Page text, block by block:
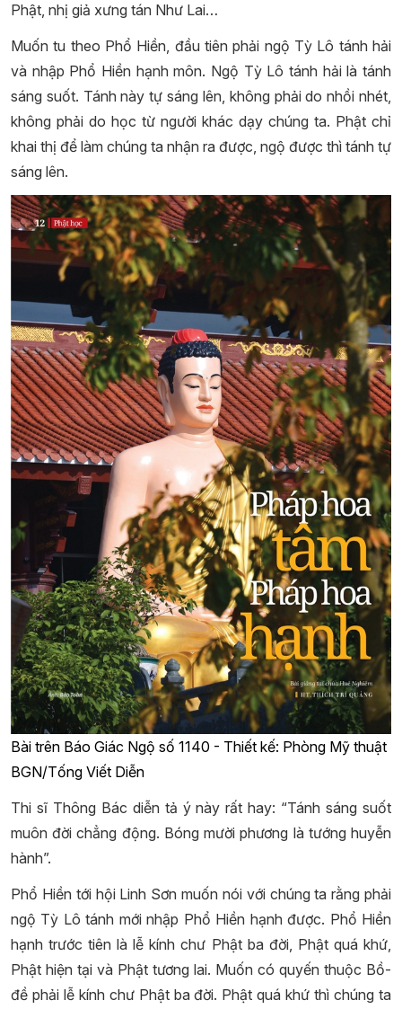
Phật, nhị giả xưng tán Như Lai…
Muốn tu theo Phổ Hiền, đầu tiên phải ngộ Tỳ Lô tánh hải
và nhập Phổ Hiền hạnh môn. Ngộ Tỳ Lô tánh hải là tánh
sáng suốt. Tánh này tự sáng lên, không phải do nhồi nhét,
không phải do học từ người khác dạy chúng ta. Phật chỉ
khai thị để làm chúng ta nhận ra được, ngộ được thì tánh tự
sáng lên.
Bài trên Báo Giác Ngộ số 1140 - Thiết kế: Phòng Mỹ thuật
BGN/Tống Viết Diễn
Thi sĩ Thông Bác diễn tả ý này rất hay: “Tánh sáng suốt
muôn đời chẳng động. Bóng mười phương là tướng huyễn
hành”.
Phổ Hiền tới hội Linh Sơn muốn nói với chúng ta rằng phải
ngộ Tỳ Lô tánh mới nhập Phổ Hiền hạnh được. Phổ Hiền
hạnh trước tiên là lễ kính chư Phật ba đời, Phật quá khứ,
Phật hiện tại và Phật tương lai. Muốn có quyến thuộc Bồ-
đề phải lễ kính chư Phật ba đời. Phật quá khứ thì chúng ta